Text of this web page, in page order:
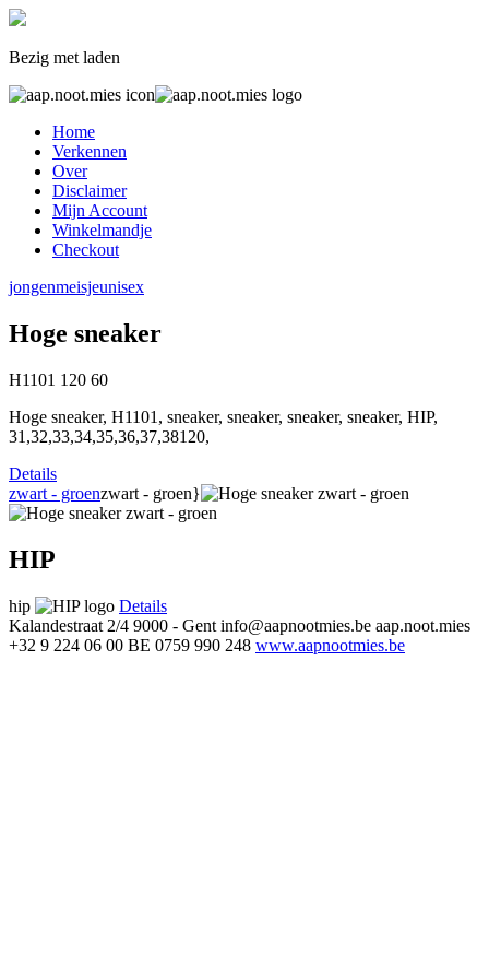
Bezig met laden
Home
Verkennen
Over
Disclaimer
Mijn Account
Winkelmandje
Checkout
jongenmeisjeunisex
Hoge sneaker
H1101 120 60
Hoge sneaker, H1101, sneaker, sneaker, sneaker, sneaker, HIP,
31,32,33,34,35,36,37,38120,
Details
zwart - groenzwart - groen}
HIP
hip
Details
Kalandestraat 2/4 9000 - Gent info@aapnootmies.be aap.noot.mies
+32 9 224 06 00 BE 0759 990 248 www.aapnootmies.be